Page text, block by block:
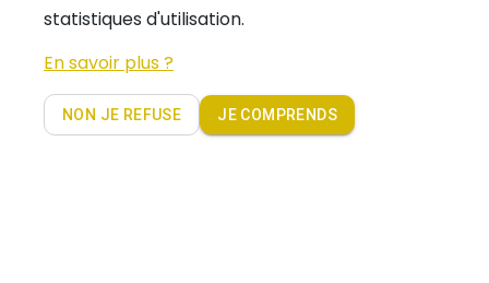
Demande un deviz
statistiques d'utilisation.
En savoir plus ?
NON JE REFUSE JE COMPRENDS